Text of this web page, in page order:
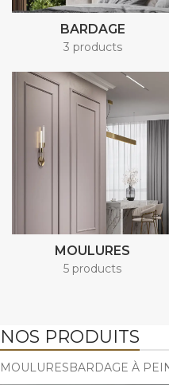
BARDAGE
3 products
MOULURES
5 products
NOS PRODUITS
MOULURESBARDAGE À